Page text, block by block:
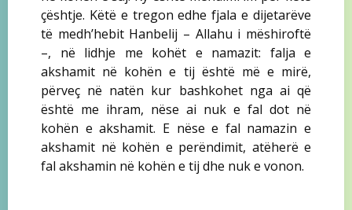
çështje. Këtë e tregon edhe fjala e dijetarëve
të medh’hebit Hanbelij – Allahu i mëshiroftë
–, në lidhje me kohët e namazit: falja e
akshamit në kohën e tij është më e mirë,
përveç në natën kur bashkohet nga ai që
është me ihram, nëse ai nuk e fal dot në
kohën e akshamit. E nëse e fal namazin e
akshamit në kohën e perëndimit, atëherë e
fal akshamin në kohën e tij dhe nuk e vonon.